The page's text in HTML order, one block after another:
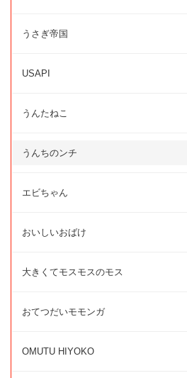
うさぎ帝国
USAPI
うんたねこ
うんちのンチ
エビちゃん
おいしいおばけ
大きくてモスモスのモス
おてつだいモモンガ
OMUTU HIYOKO